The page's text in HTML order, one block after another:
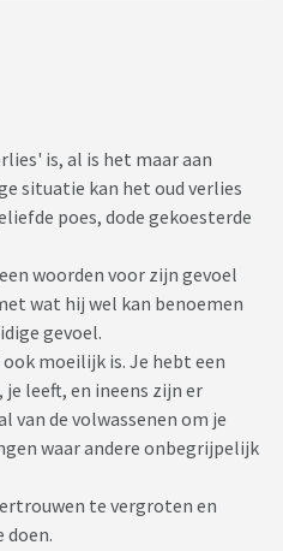
is, al is het maar aan
situatie kan het oud verlies
poes, dode gekoesterde
woorden voor zijn gevoel
wat hij wel kan benoemen
gevoel.
moeilijk is. Je hebt een
leeft, en ineens zijn er
de volwassenen om je
waar andere onbegrijpelijk
te vergroten en
doen.